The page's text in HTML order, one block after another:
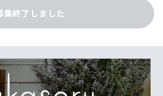
集終了しました